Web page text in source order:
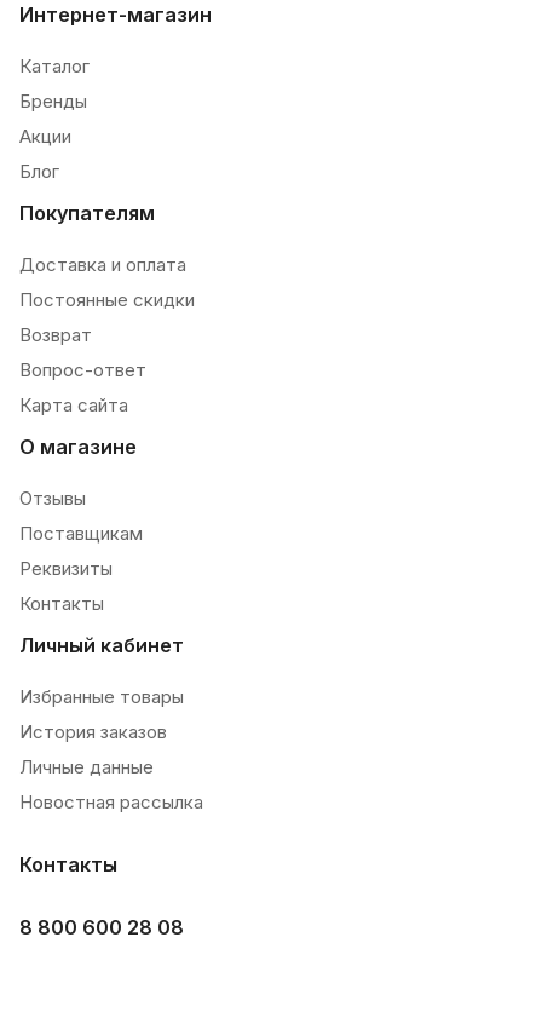
Интернет-магазин
Каталог
Бренды
Акции
Блог
Покупателям
Доставка и оплата
Постоянные скидки
Возврат
Вопрос-ответ
Карта сайта
О магазине
Отзывы
Поставщикам
Реквизиты
Контакты
Личный кабинет
Избранные товары
История заказов
Личные данные
Новостная рассылка
Контакты
8 800 600 28 08